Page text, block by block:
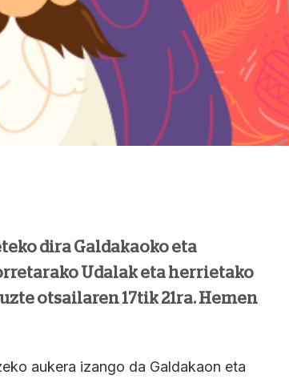
dira Galdakaoko eta
Udalak eta herrietako
otsailaren 17tik 21ra. Hemen
aukera izango da Galdakaon eta